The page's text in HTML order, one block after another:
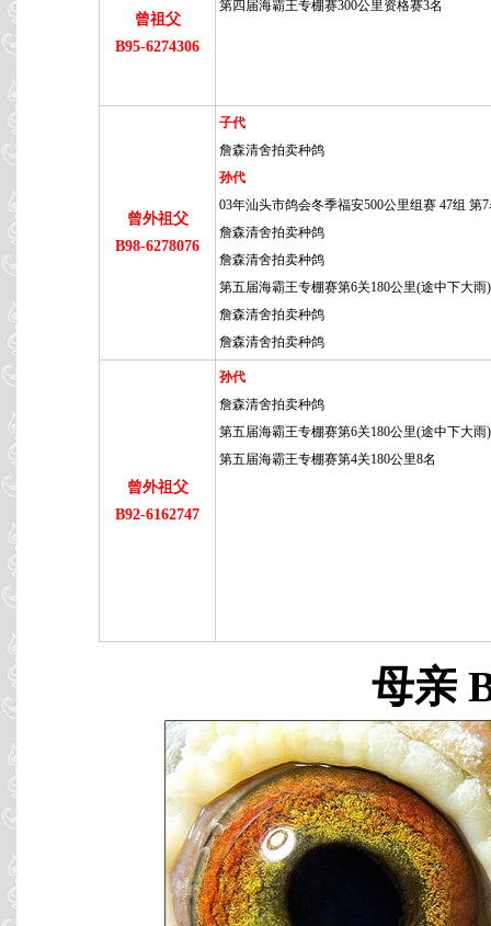
曾祖父
B95-6274306
第四届海霸王专棚赛300公里资格赛3名
曾外祖父
B98-6278076
子代
詹森清舍拍卖种鸽
孙代
03年汕头市鸽会冬季福安500公里组赛 47组 第
詹森清舍拍卖种鸽
詹森清舍拍卖种鸽
第五届海霸王专棚赛第6关180公里(途中下大雨
詹森清舍拍卖种鸽
詹森清舍拍卖种鸽
曾外祖父
B92-6162747
孙代
詹森清舍拍卖种鸽
第五届海霸王专棚赛第6关180公里(途中下大雨
第五届海霸王专棚赛第4关180公里8名
母亲